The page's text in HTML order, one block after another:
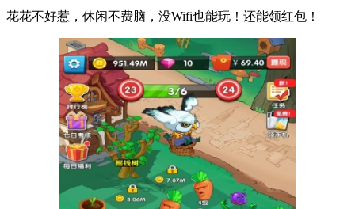
花花不好惹，休闲不费脑，没Wifi也能玩！还能领红包！